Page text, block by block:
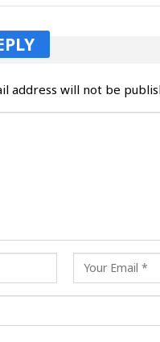
address will not be